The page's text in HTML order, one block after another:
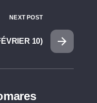
NEXT POST
10)